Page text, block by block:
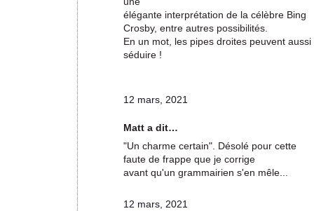
élégante interprétation de la célèbre Bing
Crosby, entre autres possibilités.
En un mot, les pipes droites peuvent aussi
séduire !
12 mars, 2021
Matt a dit…
"Un charme certain". Désolé pour cette
faute de frappe que je corrige
avant qu'un grammairien s'en mêle...
12 mars, 2021